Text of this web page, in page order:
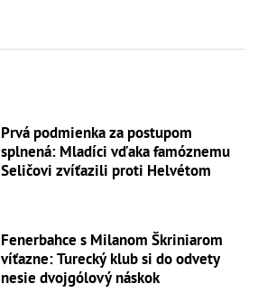
Prvá podmienka za postupom
splnená: Mladíci vďaka famóznemu
Seličovi zvíťazili proti Helvétom
Fenerbahce s Milanom Škriniarom
víťazne: Turecký klub si do odvety
nesie dvojgólový náskok